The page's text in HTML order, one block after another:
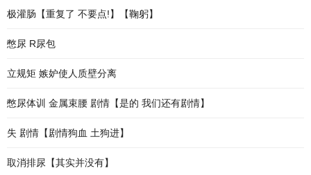
极灌肠【重复了 不要点!】【鞠躬】
憋尿 R尿包
立规矩 嫉妒使人质壁分离
憋尿体训 金属束腰 剧情【是的 我们还有剧情】
失 剧情【剧情狗血 土狗进】
取消排尿【其实并没有】